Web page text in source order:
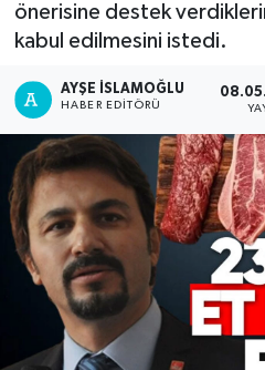
önerisine destek
kabul edilmesini istedi.
AYŞE İSLAMOĞLU
HABER EDITÖRÜ
Gökçebey
Spor
Ulusal
Haber Arşivi